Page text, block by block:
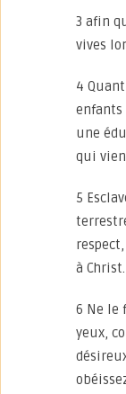
3 afin
vives
4
enfants
une
qui
5
à Christ.
6 Ne le
yeux,